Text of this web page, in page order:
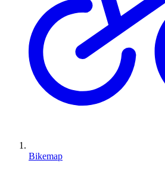
Bikemap